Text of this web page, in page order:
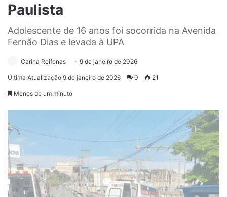
Paulista
Adolescente de 16 anos foi socorrida na Avenida
Fernão Dias e levada à UPA
Carina Reifonas 9 de janeiro de 2026
Última Atualização 9 de janeiro de 2026 0 21
Menos de um minuto